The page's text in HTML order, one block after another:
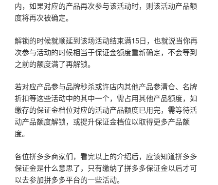
内，如果对应的产品再次参与该活动时，则该活动产品额
度将再次被确定。
解锁的时候就顺延到该场活动结束满15日，也就说当你再
次参与活动的时候相当于保证金额度重新确定，不会等到
之前的额度满了再解锁。
若对应产品参与品牌秒杀或许店内其他产品参清仓、名牌
折扣等这些活动中的其中一个，需占用其他产品额度，如
缴存的保证金档位对应的活动产品额度已用完，需等待活
动产品额度解锁，或提升保证金档位以取得更多产品额
度。
各位拼多多商家们，看完以上的介绍后，应该知道拼多多
保证金是什么意思了，只有缴纳了拼多多保证金以后才可
以去参加拼多多平台的一些活动。